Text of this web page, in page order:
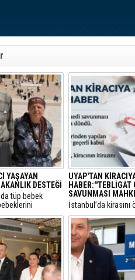
YAŞAYAN
DESTEĞİ
tüp bebek
medyada büyük
ailesi için Aile
harekete
UYAP'TAN
HABER:''TEBLİGAT
SAVUNMASI
​İstanbul’da kirasını
gerekçesiyle
başlatılan bir
elime ulaşmadı,
oldum” diyerek
itirazı, İstinaf
çekici kararıyla